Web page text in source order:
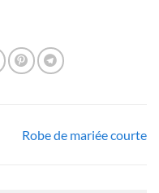
Robe de mariée courte